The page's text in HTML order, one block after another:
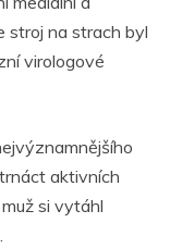
stroj na strach byl
virologové
aktivních
si vytáhl